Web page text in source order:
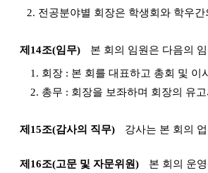
2. 전공분야별 회장은 학생회와 학우
제14조(임무) 본 회의 임원은 다음의
1. 회장 : 본 회를 대표하고 총회 및
2. 총무 : 회장을 보좌하며 회장의 유
제15조(감사의 직무) 강사는 본 회의
제16조(고문 및 자문위원) 본 회의 운